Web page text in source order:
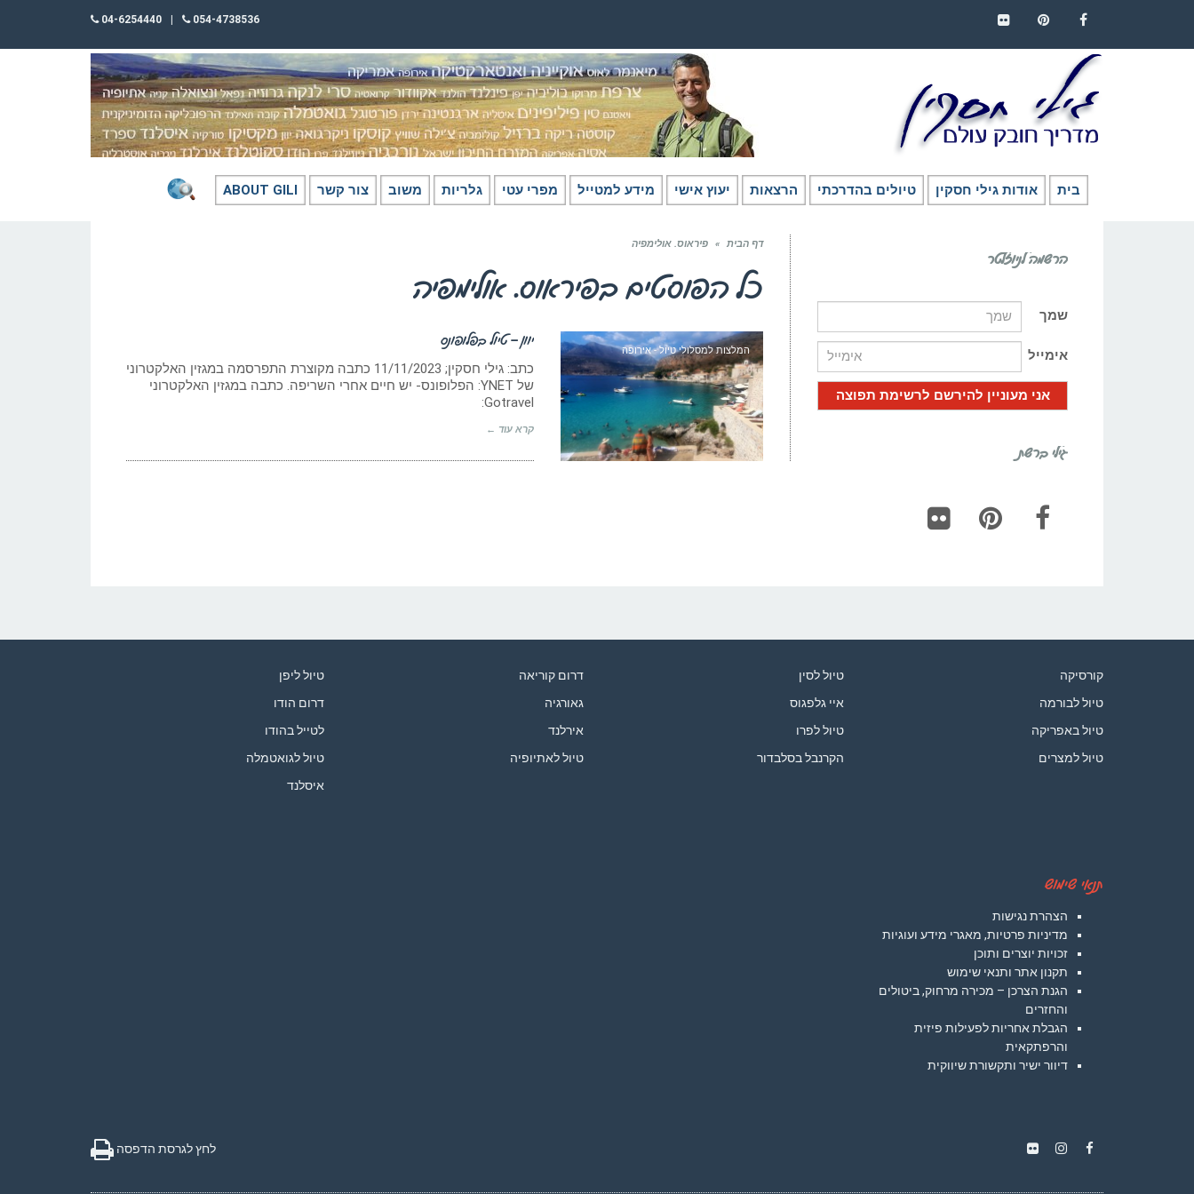
054-4738536
04-6254440
בית אודות גילי חסקין טיולים בהדרכתי הרצאות יעוץ אישי מידע למטייל מפרי עטי גלריות משוב צור קשר ABOUT GILI
דף הבית » פיראוס. אולימפיה
כל הפוסטים בפיראוס. אולימפיה
המלצות למסלולי טיול - אירופה
יוון – טיול בפלופונס
כתב: גילי חסקין; ‏11/11/2023 כתבה מקוצרת התפרסמה במגזין האלקטרוני
של YNET: הפלופונס- יש חיים אחרי השריפה. כתבה במגזין האלקטרוני
Gotravel:
קרא עוד ←
הרשמה לניוזלטר
שמך
אימייל
גילי ברשת
קורסיקה
טיול לבורמה
טיול באפריקה
טיול למצרים
טיול לסין
איי גלפגוס
טיול לפרו
הקרנבל בסלבדור
דרום קוריאה
גאורגיה
אירלנד
טיול לאתיופיה
טיול ליפן
דרום הודו
לטייל בהודו
טיול לגואטמלה
איסלנד
תנאי שימוש
הצהרת נגישות
מדיניות פרטיות, מאגרי מידע ועוגיות
זכויות יוצרים ותוכן
תקנון אתר ותנאי שימוש
הגנת הצרכן – מכירה מרחוק, ביטולים
והחזרים
הגבלת אחריות לפעילות פיזית
והרפתקאית
דיוור ישיר ותקשורת שיווקית
לחץ לגרסת הדפסה